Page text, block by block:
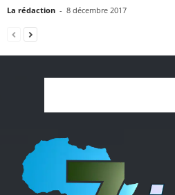
La rédaction - 8 décembre 2017